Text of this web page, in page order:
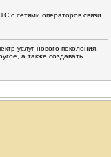
с сетями операторов связи
услуг нового поколения,
а также создавать